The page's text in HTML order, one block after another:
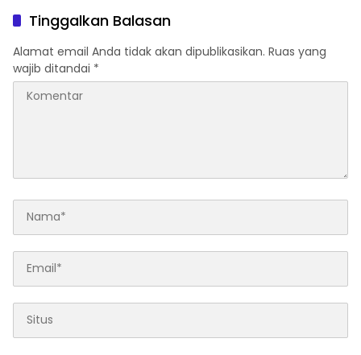
Pasaman Barat
Tinggalkan Balasan
Alamat email Anda tidak akan dipublikasikan. Ruas yang
wajib ditandai *